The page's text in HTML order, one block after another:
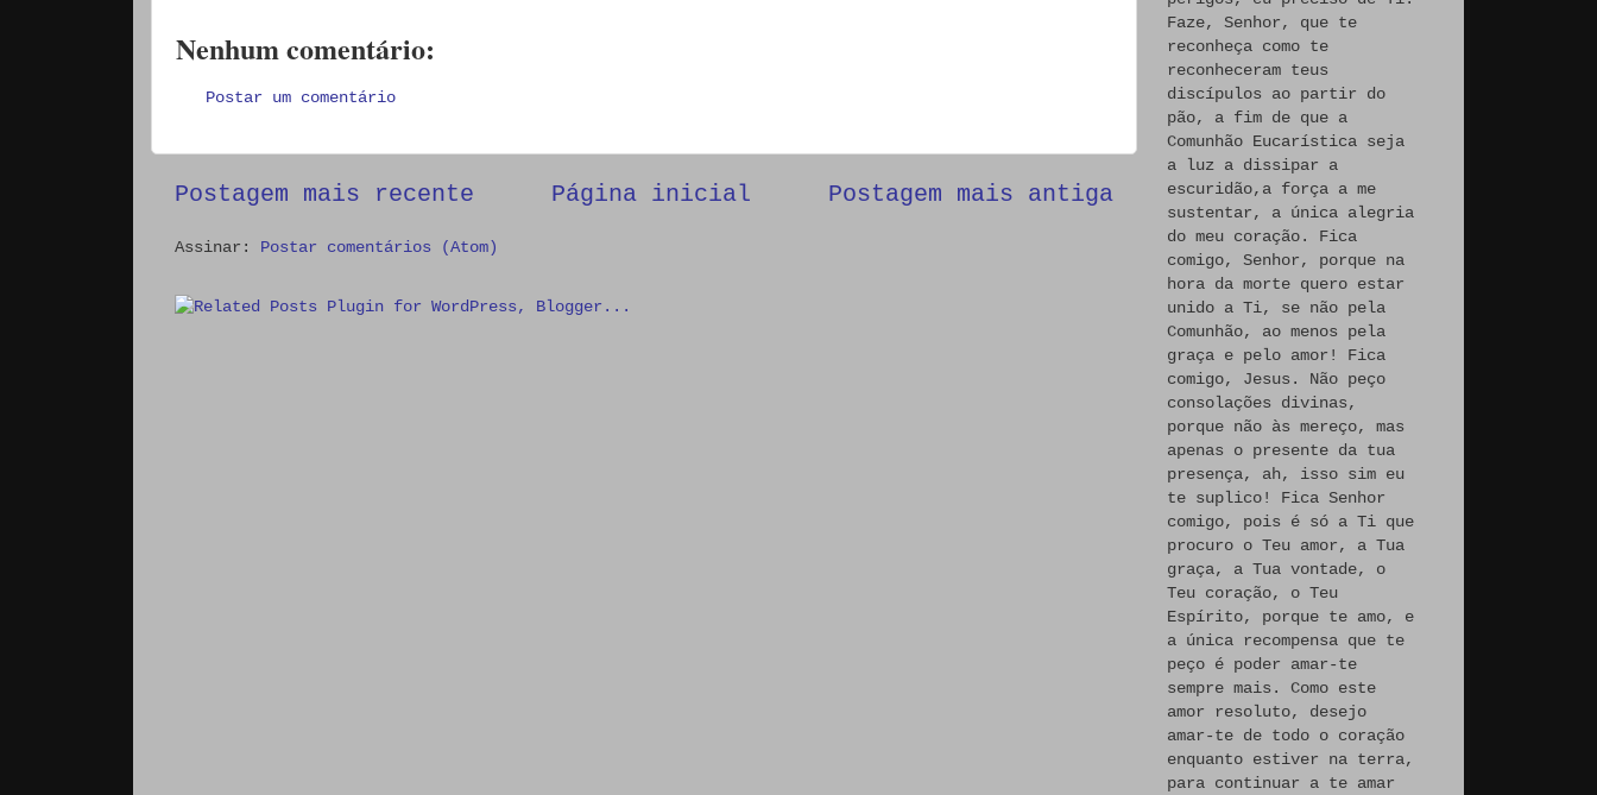
Nenhum comentário:
Postar um comentário
Postagem mais recente Postagem mais antiga
Página inicial
Assinar: Postar comentários (Atom)
Faze, Senhor, que te
reconheça como te
reconheceram teus
discípulos ao partir do
pão, a fim de que a
Comunhão Eucarística seja
a luz a dissipar a
escuridão,a força a me
sustentar, a única alegria
do meu coração. Fica
comigo, Senhor, porque na
hora da morte quero estar
unido a Ti, se não pela
Comunhão, ao menos pela
graça e pelo amor! Fica
comigo, Jesus. Não peço
consolações divinas,
porque não às mereço, mas
apenas o presente da tua
presença, ah, isso sim eu
te suplico! Fica Senhor
comigo, pois é só a Ti que
procuro o Teu amor, a Tua
graça, a Tua vontade, o
Teu coração, o Teu
Espírito, porque te amo, e
a única recompensa que te
peço é poder amar-te
sempre mais. Como este
amor resoluto, desejo
amar-te de todo o coração
enquanto estiver na terra,
para continuar a te amar